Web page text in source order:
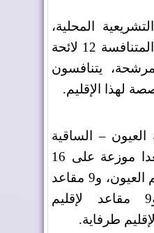
المحلية،
فقد بلغ عدد اللوائح المتنافسة 12 لائحة
ومرشحة، يتنافسون
لهذا الإقليم.
– الساقية
الحمراء من 39 مقعدا موزعة على 16
مقعدا مخصصا لإقليم العيون، و9 مقاعد
لإقليم بوجدور، و9 مقاعد لإقليم
.